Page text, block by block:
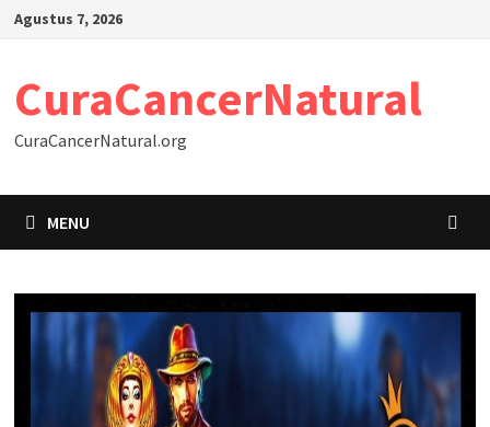
SkipAgustus 7, 2026
CuraCancerNatural
CuraCancerNatural.org
MENU